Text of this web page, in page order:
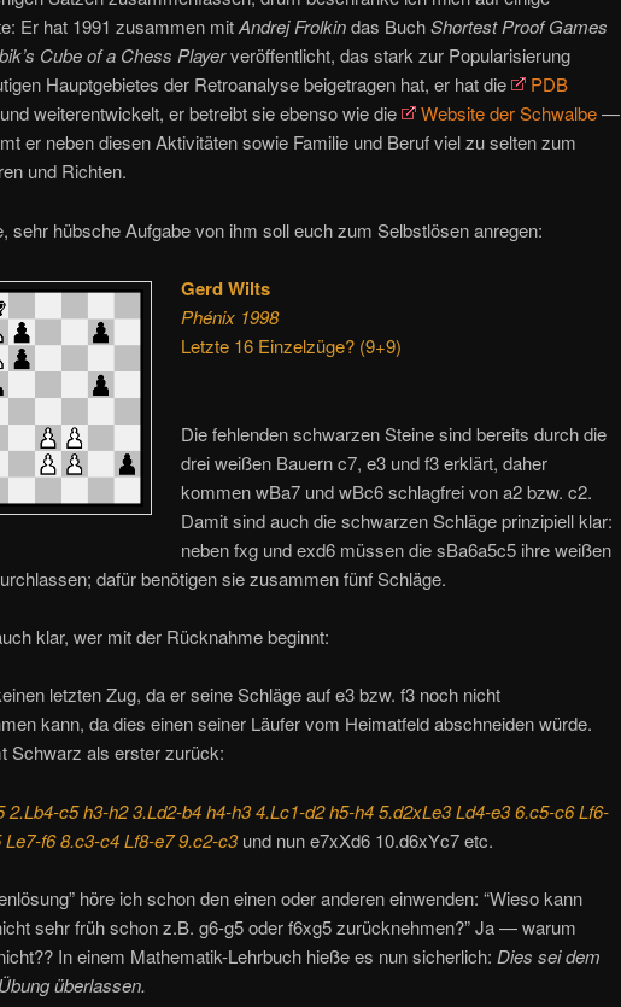
Er hat 1991 zusammen mitAndrej Frolkindas BuchShortest Proof Games
Cube of a Chess Playerveröffentlicht, das stark zur Popularisierung
Hauptgebietes der Retroanalyse beigetragen hat, er hat die
PDB
weiterentwickelt, er betreibt sie ebenso wie die
Website der Schwalbe—
er neben diesen Aktivitäten sowie Familie und Beruf viel zu selten zum
und Richten.
sehr hübsche Aufgabe von ihm soll euch zum Selbstlösen anregen:
Gerd Wilts
Phénix 1998
Letzte 16 Einzelzüge? (9+9)
Die fehlenden schwarzen Steine sind bereits durch die
drei weißen Bauern c7, e3 und f3 erklärt, daher
kommen wBa7 und wBc6 schlagfrei von a2 bzw. c2.
Damit sind auch die schwarzen Schläge prinzipiell klar:
neben fxg und exd6 müssen die sBa6a5c5 ihre weißen
dafür benötigen sie zusammen fünf Schläge.
klar, wer mit der Rücknahme beginnt:
letzten Zug, da er seine Schläge auf e3 bzw. f3 noch nicht
kann, da dies einen seiner Läufer vom Heimatfeld abschneiden würde.
Schwarz als erster zurück:
2.Lb4-c5 h3-h2 3.Ld2-b4 h4-h3 4.Lc1-d2 h5-h4 5.d2xLe3 Ld4-e3 6.c5-c6 Lf6-
f6 8.c3-c4 Lf8-e7 9.c2-c3und nun e7xXd6 10.d6xYc7 etc.
höre ich schon den einen oder anderen einwenden: “Wieso kann
sehr früh schon z.B. g6-g5 oder f6xg5 zurücknehmen?” Ja — warum
In einem Mathematik-Lehrbuch hieße es nun sicherlich: Dies sei dem
überlassen.